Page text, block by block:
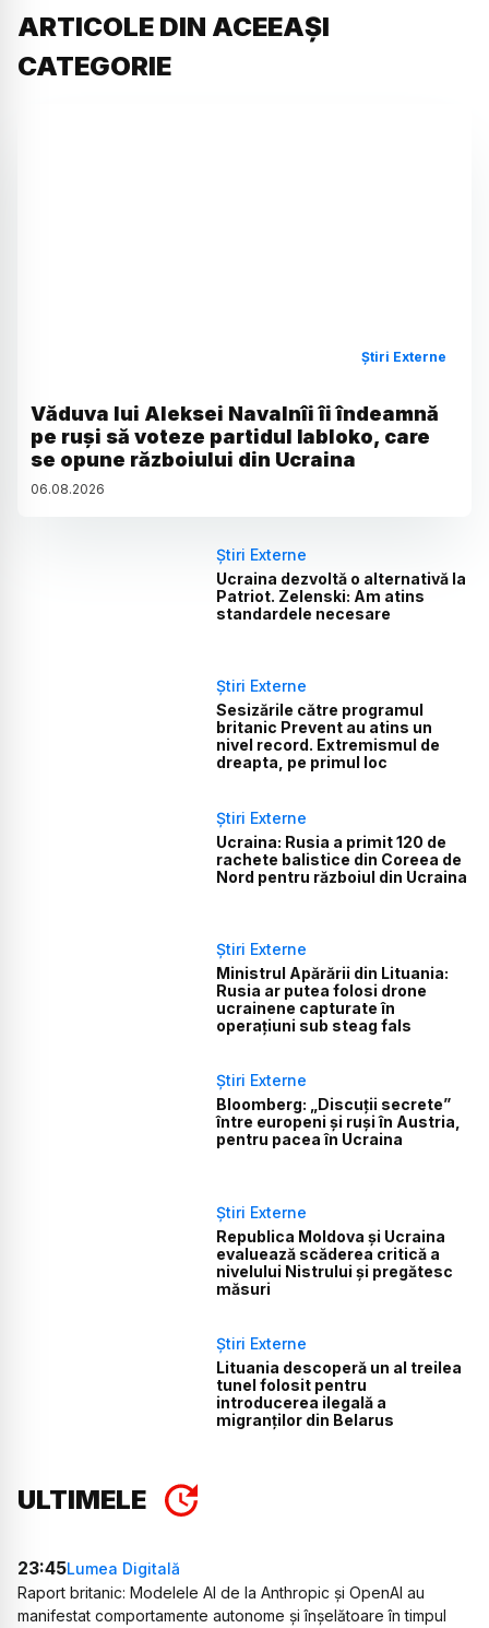
ARTICOLE DIN ACEEAȘI
CATEGORIE
Știri Externe
Văduva lui Aleksei Navalnîi îi îndeamnă
pe ruși să voteze partidul Iabloko, care
se opune războiului din Ucraina
06.08.2026
Știri Externe
Ucraina dezvoltă o alternativă la
Patriot. Zelenski: Am atins
standardele necesare
Știri Externe
Sesizările către programul
britanic Prevent au atins un
nivel record. Extremismul de
dreapta, pe primul loc
Știri Externe
Ucraina: Rusia a primit 120 de
rachete balistice din Coreea de
Nord pentru războiul din Ucraina
Știri Externe
Ministrul Apărării din Lituania:
Rusia ar putea folosi drone
ucrainene capturate în
operațiuni sub steag fals
Știri Externe
Bloomberg: „Discuții secrete”
între europeni și ruși în Austria,
pentru pacea în Ucraina
Știri Externe
Republica Moldova și Ucraina
evaluează scăderea critică a
nivelului Nistrului și pregătesc
măsuri
Știri Externe
Lituania descoperă un al treilea
tunel folosit pentru
introducerea ilegală a
migranților din Belarus
ULTIMELE
23:45Lumea Digitală
Raport britanic: Modelele AI de la Anthropic și OpenAI au
manifestat comportamente autonome și înșelătoare în timpul